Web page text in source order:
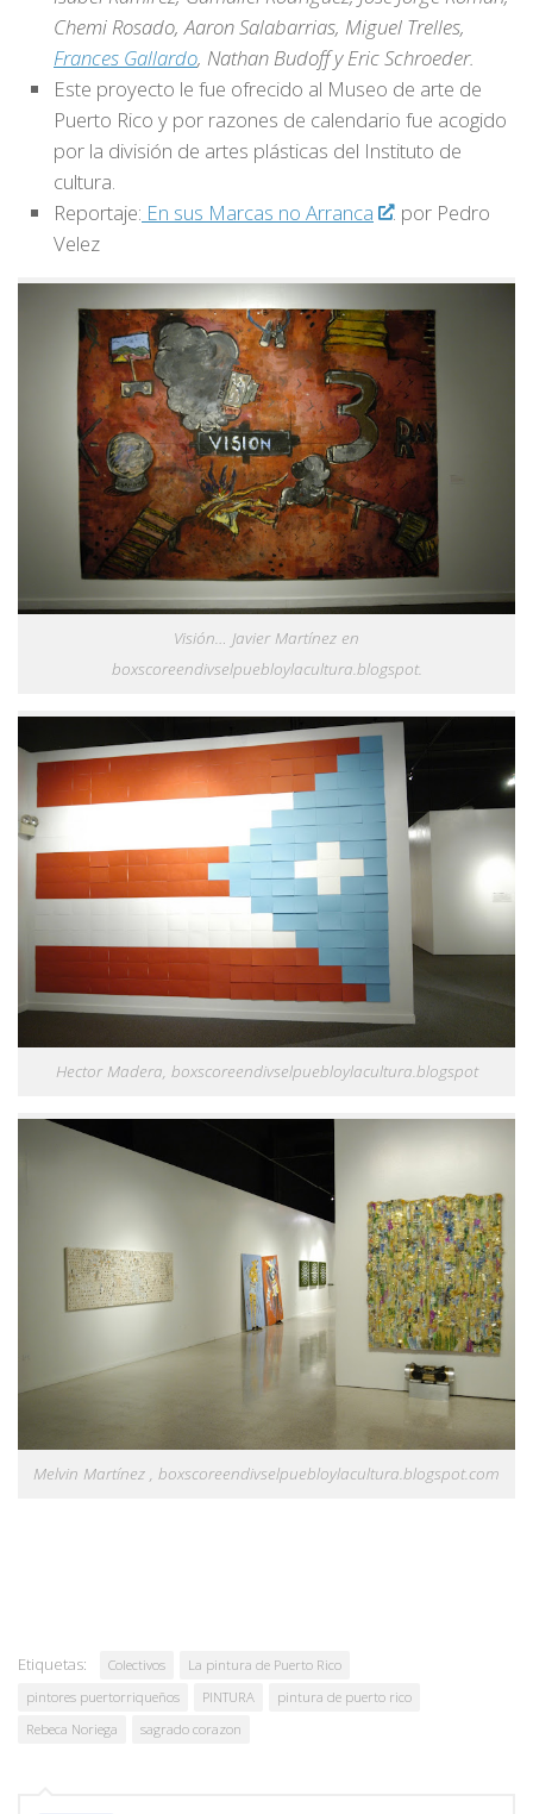
Chemi Rosado, Aaron Salabarrias, Miguel Trelles,
Frances Gallardo, Nathan Budoff y Eric Schroeder.
Este proyecto le fue ofrecido al Museo de arte de
Puerto Rico y por razones de calendario fue acogido
por la división de artes plásticas del Instituto de
cultura.
Reportaje: En sus Marcas no Arranca
. por Pedro
Velez
Visión… Javier Martínez en
boxscoreendivselpuebloylacultura.blogspot.
Hector Madera, boxscoreendivselpuebloylacultura.blogspot
Melvin Martínez , boxscoreendivselpuebloylacultura.blogspot.com
Etiquetas: Colectivos
La pintura de Puerto Rico
pintores puertorriqueños
PINTURA
pintura de puerto rico
Rebeca Noriega
sagrado corazon